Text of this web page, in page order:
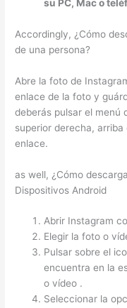
su PC, Mac o
Accordingly, ¿Cómo
de una persona?
Abre la foto de
enlace de la foto y
deberás pulsar el menú
superior derecha,
enlace.
as well, ¿Cómo
Dispositivos Android
Abrir Instagram
Elegir la foto o
Pulsar sobre el
encuentra en la
o vídeo .
Seleccionar la